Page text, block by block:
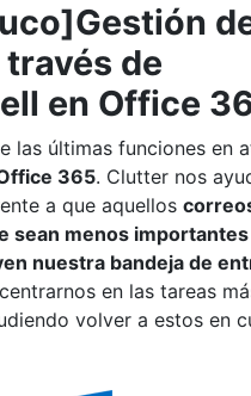
de
en Office
las últimas funciones en
365. Clutter nos
a que aquellos
sean menos
nuestra bandeja de
en las tareas
volver a estos en